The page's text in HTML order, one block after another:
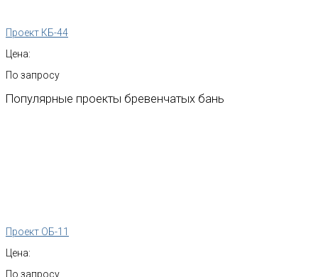
Проект КБ-44
Цена:
По запросу
Популярные проекты бревенчатых бань
Проект ОБ-11
Цена:
По запросу